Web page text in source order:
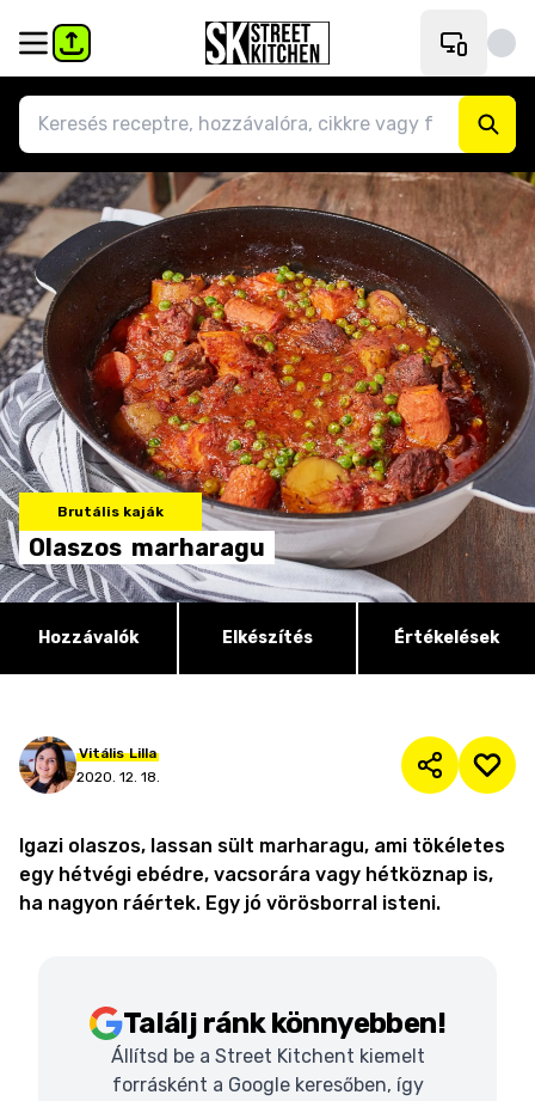
Brutális kaják
Olaszos marharagu
Hozzávalók Elkészítés Értékelések
Vitális Lilla
2020. 12. 18.
Igazi olaszos, lassan sült marharagu, ami tökéletes
egy hétvégi ebédre, vacsorára vagy hétköznap is,
ha nagyon ráértek. Egy jó vörösborral isteni.
Találj ránk könnyebben!
Állítsd be a Street Kitchent kiemelt
forrásként a Google keresőben, így